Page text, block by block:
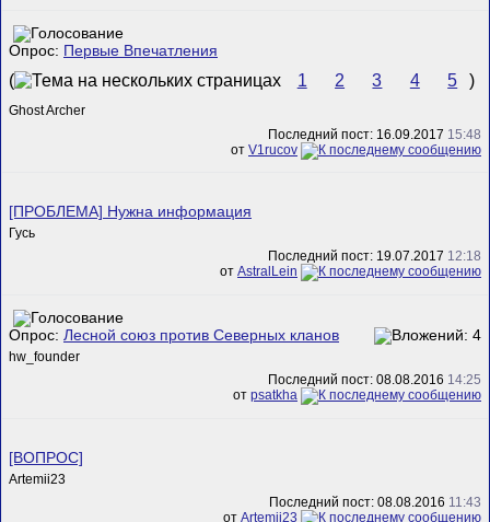
Опрос: Первые Впечатления
( 1 2 3 4 5 )
Ghost Archer
Последний пост: 16.09.2017 15:48
от V1rucov
[ПРОБЛЕМА] Нужна информация
Гусь
Последний пост: 19.07.2017 12:18
от AstralLein
Опрос: Лесной союз против Северных кланов
hw_founder
Последний пост: 08.08.2016 14:25
от psatkha
[ВОПРОС]
Artemii23
Последний пост: 08.08.2016 11:43
от Artemii23